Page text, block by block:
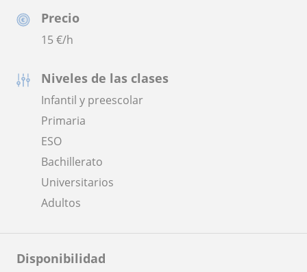
Precio
15€/h
Niveles de las clases
Infantil y preescolar
Primaria
ESO
Bachillerato
Universitarios
Adultos
Disponibilidad